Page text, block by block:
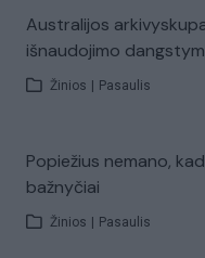
Australijos
išnaudojimo
Žinios Pasaulis
Popiežius nemano,
bažnyčiai
Žinios Pasaulis